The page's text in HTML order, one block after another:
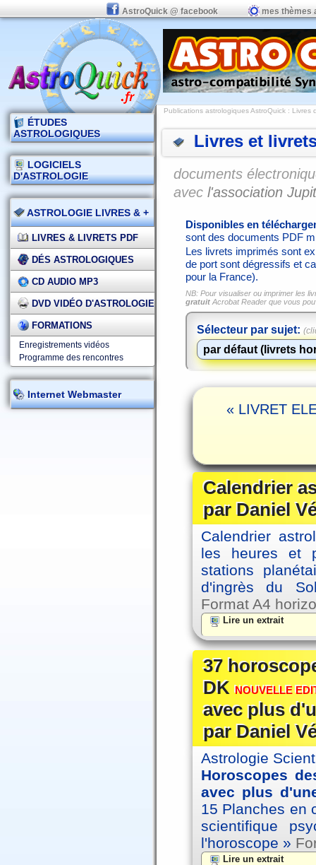
AstroQuick @ facebook mes thèmes
ÉTUDES
ASTROLOGIQUES
LOGICIELS
D'ASTROLOGIE
ASTROLOGIE LIVRES & +
LIVRES & LIVRETS PDF
DÉS ASTROLOGIQUES
CD AUDIO MP3
DVD VIDÉO D'ASTROLOGIE
FORMATIONS
Enregistrements vidéos
Programme des rencontres
Internet Webmaster
Publications astrologiques AstroQuick : Livres
Livres et
documents
avec l'association
Disponibles en
sont des documents PDF
Les livrets imprimés sont
de port sont dégressifs et
pour la France).
NB: Pour visualiser ou imprimer les
gratuit Acrobat Reader que vous
Sélecteur par sujet:
« LIVRET
Calendrier
par Daniel
Calendrier
les heures et
stations
d'ingrès du
Format A4
Lire un extrait
37
DKNOUVELLE
avec plus
par Daniel
Astrologie
Horoscopes
avec plus
15 Planches en
scientifique
l'horoscope »
Lire un extrait